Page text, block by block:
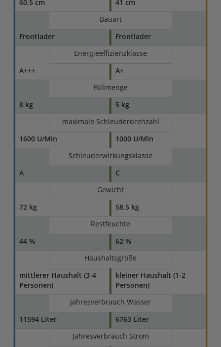
60,5 cm
41 cm
Bauart
Frontlader
Frontlader
Energieeffizienzklasse
A+++
A+
Füllmenge
8 kg
5 kg
maximale Schleuderdrehzahl
1600 U/Min
1000 U/Min
Schleuderwirkungsklasse
A
C
Gewicht
72 kg
58,5 kg
Restfeuchte
44 %
62 %
Haushaltsgröße
mittlerer Haushalt (3-4
Personen)
kleiner Haushalt (1-2
Personen)
Jahresverbrauch Wasser
11594 Liter
6763 Liter
Jahresverbrauch Strom